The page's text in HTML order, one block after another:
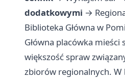
dodatkowymi →
Biblioteka Główna w
Główna placówka
większość spraw
zbiorów regionalnych.